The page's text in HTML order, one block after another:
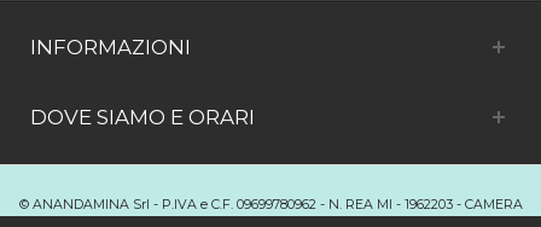
INFORMAZIONI
DOVE SIAMO E ORARI
© ANANDAMINA Srl - P.IVA e C.F. 09699780962 - N. REA MI - 1962203 - CAMERA